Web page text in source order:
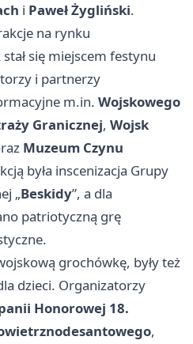
i Paweł Żygliński.
na rynku
się miejscem festynu
i partnerzy
m.in. Wojskowego
Granicznej, Wojsk
Muzeum Czynu
była inscenizacja Grupy
„Beskidy”, a dla
patriotyczną grę
grochówkę, były też
dzieci. Organizatorzy
Honorowej 18.
,